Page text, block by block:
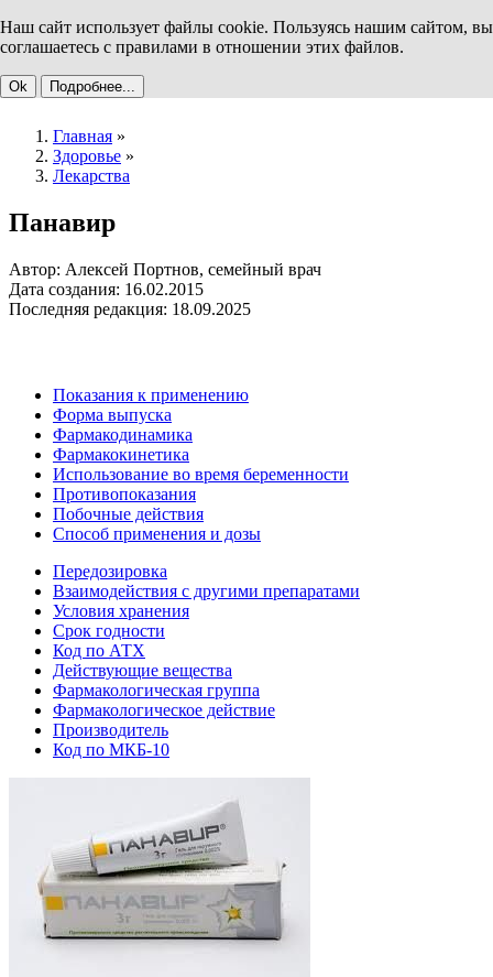
Наш сайт использует файлы cookie. Пользуясь нашим сайтом, вы
соглашаетесь с правилами в отношении этих файлов.
Ok Подробнее...
Главная »
Здоровье »
Лекарства
Панавир
Автор: Алексей Портнов, семейный врач
Дата создания: 16.02.2015
Последняя редакция: 18.09.2025
Показания к применению
Форма выпуска
Фармакодинамика
Фармакокинетика
Использование во время беременности
Противопоказания
Побочные действия
Способ применения и дозы
Передозировка
Взаимодействия с другими препаратами
Условия хранения
Срок годности
Код по АТХ
Действующие вещества
Фармакологическая группа
Фармакологическое действие
Производитель
Код по МКБ-10